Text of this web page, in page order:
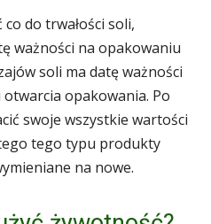
co do trwałości soli,
ważności na opakowaniu
soli ma datę ważności
opakowania. Po
swoje wszystkie wartości
tego typu produkty
na nowe.